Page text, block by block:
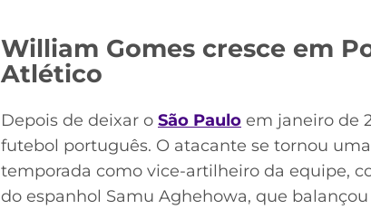
William Gomes cresce em
Atlético
Depois de deixar o São Paulo em janeiro de
futebol português. O atacante se tornou
temporada como vice-artilheiro da equipe,
do espanhol Samu Aghehowa, que